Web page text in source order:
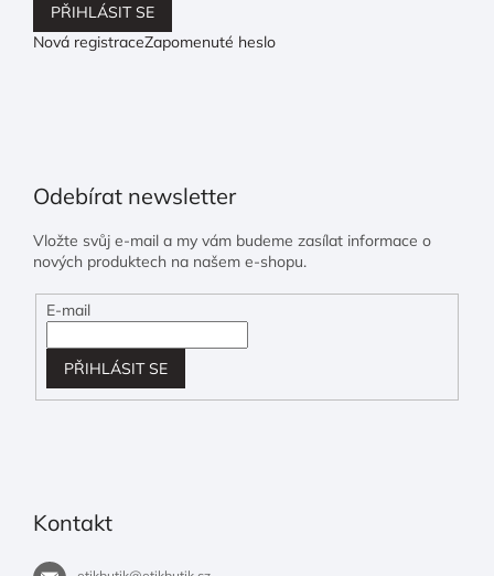
PŘIHLÁSIT SE
Nová registraceZapomenuté heslo
Odebírat newsletter
Vložte svůj e-mail a my vám budeme zasílat informace o
nových produktech na našem e-shopu.
E-mail
PŘIHLÁSIT SE
Kontakt